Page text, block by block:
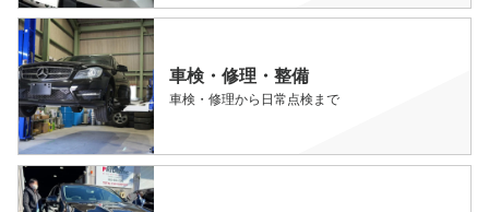
車検・修理・整備
車検・修理から日常点検まで